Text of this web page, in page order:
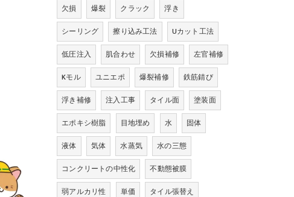
欠損
爆裂 クラック
浮き
シーリング
擦り込み工法
Uカット工法
低圧注入
肌合わせ 欠損補修
左官補修
Kモル
ユニエポ 爆裂補修
鉄筋錆び
浮き補修
注入工事 タイル面
塗装面
エポキシ樹脂
目地埋め 水
固体
液体
気体 水蒸気
水の三態
コンクリートの中性化
不動態被膜
弱アルカリ性
単価
タイル張替え